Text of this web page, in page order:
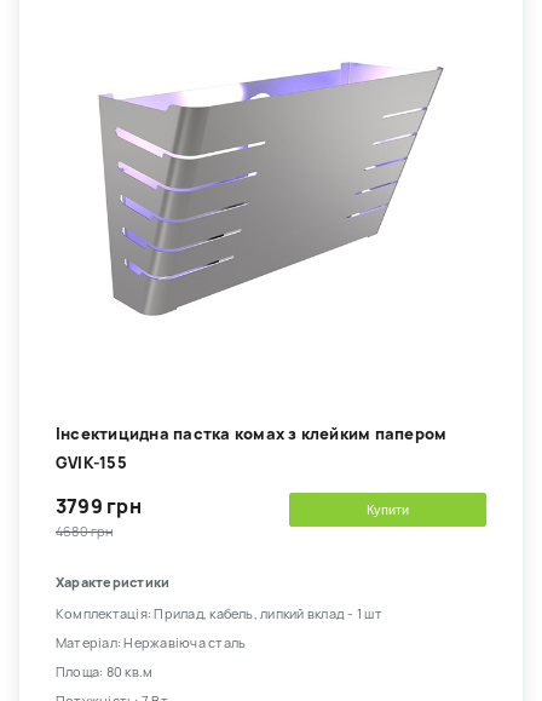
Інсектицидна пастка комах з клейким папером
GVIK-155
3799 грн
4680 грн
Купити
Характеристики
Комплектація: Прилад, кабель, липкий вклад - 1 шт
Матеріал: Нержавіюча сталь
Площа: 80 кв.м